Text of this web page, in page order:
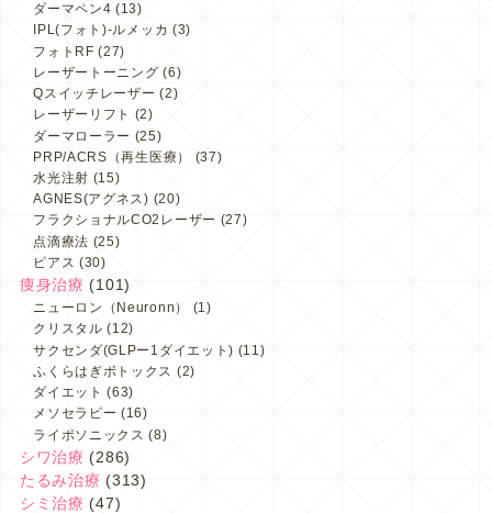
ダーマペン4 (13)
IPL(フォト)-ルメッカ (3)
フォトRF (27)
レーザートーニング (6)
Qスイッチレーザー (2)
レーザーリフト (2)
ダーマローラー (25)
PRP/ACRS（再生医療）
(37)
水光注射 (15)
AGNES(アグネス) (20)
フラクショナルCO2レーザー (27)
点滴療法 (25)
ピアス (30)
痩身治療 (101)
ニューロン（Neuronn）
(1)
クリスタル (12)
サクセンダ(GLPー1ダイエット) (11)
ふくらはぎボトックス (2)
ダイエット (63)
メソセラピー (16)
ライポソニックス (8)
シワ治療 (286)
たるみ治療 (313)
シミ治療 (47)